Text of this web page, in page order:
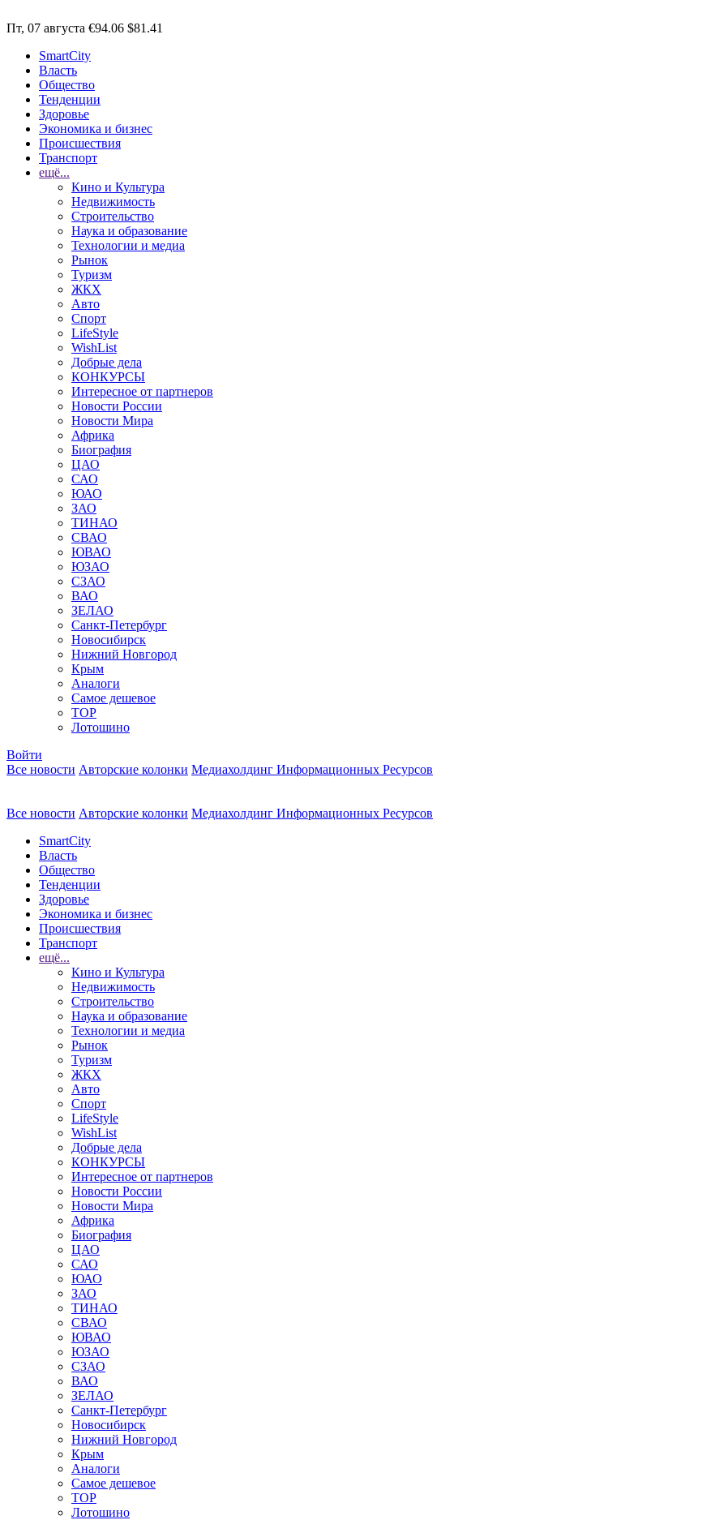
Пт, 07 августа €94.06 $81.41
SmartCity
Власть
Общество
Тенденции
Здоровье
Экономика и бизнес
Происшествия
Транспорт
ещё...
Кино и Культура
Недвижимость
Строительство
Наука и образование
Технологии и медиа
Рынок
Туризм
ЖКХ
Авто
Спорт
LifeStyle
WishList
Добрые дела
КОНКУРСЫ
Интересное от партнеров
Новости России
Новости Мира
Африка
Биография
ЦАО
САО
ЮАО
ЗАО
ТИНАО
СВАО
ЮВАО
ЮЗАО
СЗАО
ВАО
ЗЕЛАО
Санкт-Петербург
Новосибирск
Нижний Новгород
Крым
Аналоги
Самое дешевое
TOP
Лотошино
Войти
Все новости Авторские колонки Медиахолдинг Информационных Ресурсов
Все новости Авторские колонки Медиахолдинг Информационных Ресурсов
SmartCity
Власть
Общество
Тенденции
Здоровье
Экономика и бизнес
Происшествия
Транспорт
ещё...
Кино и Культура
Недвижимость
Строительство
Наука и образование
Технологии и медиа
Рынок
Туризм
ЖКХ
Авто
Спорт
LifeStyle
WishList
Добрые дела
КОНКУРСЫ
Интересное от партнеров
Новости России
Новости Мира
Африка
Биография
ЦАО
САО
ЮАО
ЗАО
ТИНАО
СВАО
ЮВАО
ЮЗАО
СЗАО
ВАО
ЗЕЛАО
Санкт-Петербург
Новосибирск
Нижний Новгород
Крым
Аналоги
Самое дешевое
TOP
Лотошино